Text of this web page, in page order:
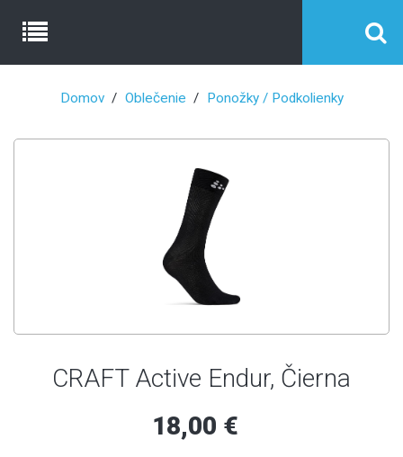
Domov Oblečenie Ponožky / Podkolienky
CRAFT Active Endur, Čierna
18,00 €